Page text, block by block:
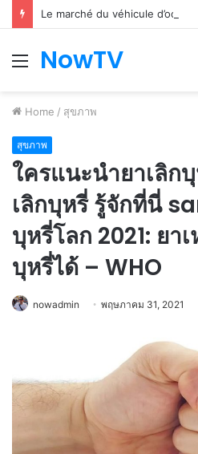
Le marché du véhicule
Menu
NowTV
Home / สุขภาพ
สุขภาพ
ใครแนะนำยาเลิก
เลิกบุหรี่ รู้จักที่นี่
บุหรี่โลก 2021: ยา
บุหรี่ได้ – WHO
nowadmin พฤษภาคม 31, 2021